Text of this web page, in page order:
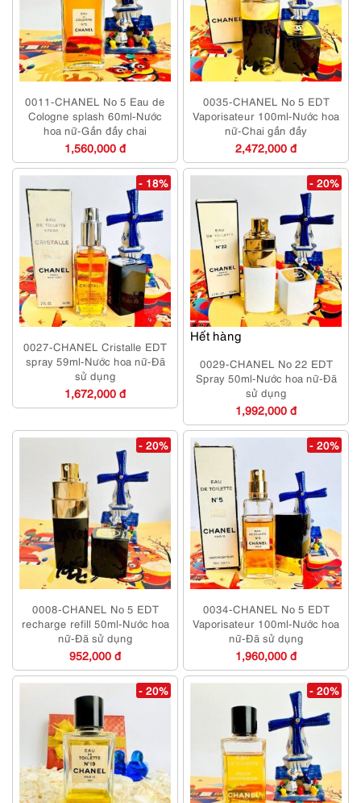
0011-CHANEL No 5 Eau de
Cologne splash 60ml-Nước
hoa nữ-Gần đầy chai
1,560,000 đ
0035-CHANEL No 5 EDT
Vaporisateur 100ml-Nước hoa
nữ-Chai gần đầy
2,472,000 đ
- 18%
0027-CHANEL Cristalle EDT
spray 59ml-Nước hoa nữ-Đã
sử dụng
1,672,000 đ
Hết hàng
- 20%
0029-CHANEL No 22 EDT
Spray 50ml-Nước hoa nữ-Đã
sử dụng
1,992,000 đ
- 20%
0008-CHANEL No 5 EDT
recharge refill 50ml-Nước hoa
nữ-Đã sử dụng
952,000 đ
- 20%
0034-CHANEL No 5 EDT
Vaporisateur 100ml-Nước hoa
nữ-Đã sử dụng
1,960,000 đ
- 20% - 20%